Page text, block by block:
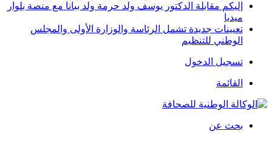
إليكم مقابلة الدكتور يوسف ولد حرمة ولد ببانا مع منصة بلوار
ميديا
تعيينات جديدة تشمل الرئاسة والوزارة الأولى والمجلس
الوطني للتنظيم
تسجيل الدخول
القائمة
بحث عن